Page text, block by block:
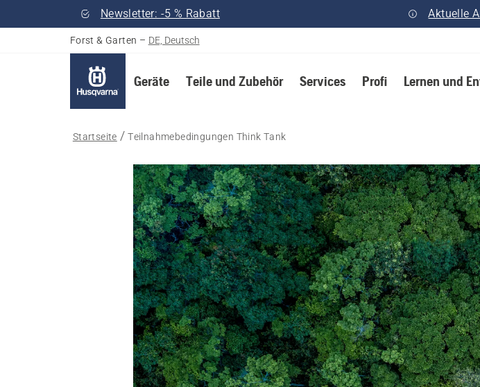
Newsletter: -5 % Rabatt Aktuelle
Forst & Garten – DE, Deutsch
Geräte Teile und Zubehör Services Profi Lernen und
Startseite Teilnahmebedingungen Think Tank